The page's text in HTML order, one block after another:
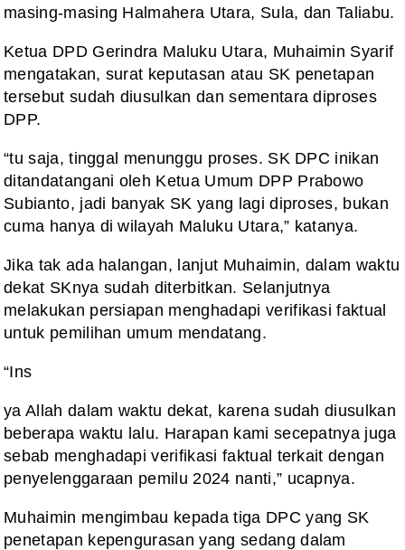
masing-masing Halmahera Utara, Sula, dan Taliabu.
Ketua DPD Gerindra Maluku Utara, Muhaimin Syarif
mengatakan, surat keputasan atau SK penetapan
tersebut sudah diusulkan dan sementara diproses
DPP.
“tu saja, tinggal menunggu proses. SK DPC inikan
ditandatangani oleh Ketua Umum DPP Prabowo
Subianto, jadi banyak SK yang lagi diproses, bukan
cuma hanya di wilayah Maluku Utara,” katanya.
Jika tak ada halangan, lanjut Muhaimin, dalam waktu
dekat SKnya sudah diterbitkan. Selanjutnya
melakukan persiapan menghadapi verifikasi faktual
untuk pemilihan umum mendatang.
“Ins
ya Allah dalam waktu dekat, karena sudah diusulkan
beberapa waktu lalu. Harapan kami secepatnya juga
sebab menghadapi verifikasi faktual terkait dengan
penyelenggaraan pemilu 2024 nanti,” ucapnya.
Muhaimin mengimbau kepada tiga DPC yang SK
penetapan kepengurasan yang sedang dalam